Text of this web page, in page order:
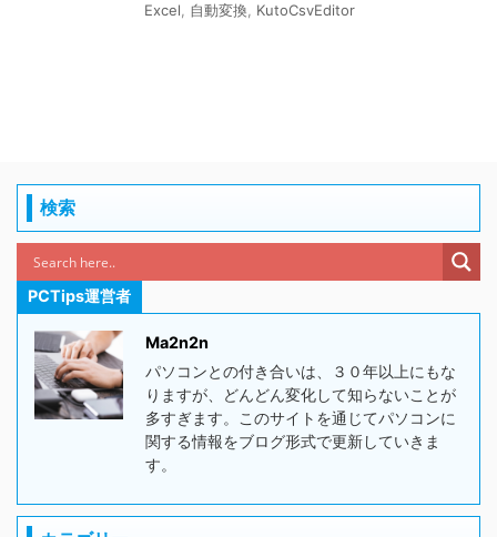
Excel
自動変換 KutoCsvEditor
検索
PCTips運営者
Ma2n2n
パソコンとの付き合いは、３０年以上にもな
りますが、どんどん変化して知らないことが
多すぎます。このサイトを通じてパソコンに
関する情報をブログ形式で更新していきま
す。